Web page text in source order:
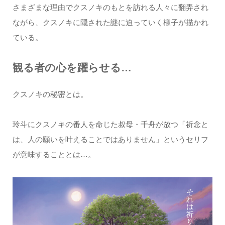
さまざまな理由でクスノキのもとを訪れる人々に翻弄され
ながら、クスノキに隠された謎に迫っていく様子が描かれ
ている。
観る者の心を躍らせる…
クスノキの秘密とは。
玲斗にクスノキの番人を命じた叔母・千舟が放つ「祈念と
は、人の願いを叶えることではありません」というセリフ
が意味することとは…。